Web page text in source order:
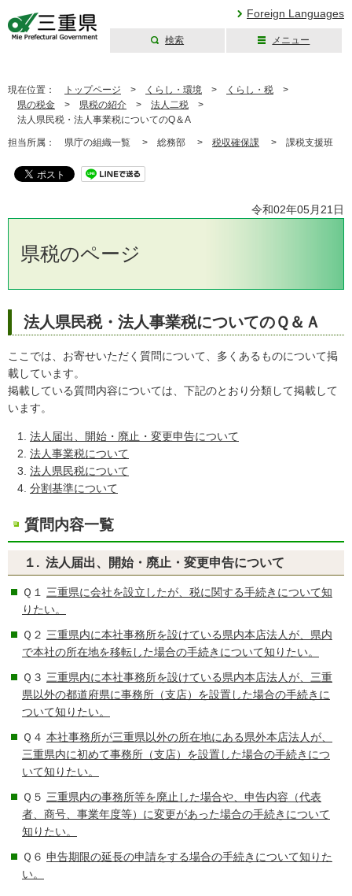
Foreign Languages
検索 メニュー
現在位置： トップページ > くらし・環境 > くらし・税 >
県の税金 > 県税の紹介 > 法人二税 >
法人県民税・法人事業税についてのQ＆A
担当所属： 県庁の組織一覧 > 総務部 > 税収確保課 > 課税支援班
令和02年05月21日
県税のページ
法人県民税・法人事業税についてのＱ＆Ａ
ここでは、お寄せいただく質問について、多くあるものについて掲
載しています。
掲載している質問内容については、下記のとおり分類して掲載して
います。
法人届出、開始・廃止・変更申告について
法人事業税について
法人県民税について
分割基準について
質問内容一覧
１. 法人届出、開始・廃止・変更申告について
Ｑ１ 三重県に会社を設立したが、税に関する手続きについて知
りたい。
Ｑ２ 三重県内に本社事務所を設けている県内本店法人が、県内
で本社の所在地を移転した場合の手続きについて知りたい。
Ｑ３ 三重県内に本社事務所を設けている県内本店法人が、三重
県以外の都道府県に事務所（支店）を設置した場合の手続きに
ついて知りたい。
Ｑ４ 本社事務所が三重県以外の所在地にある県外本店法人が、
三重県内に初めて事務所（支店）を設置した場合の手続きにつ
いて知りたい。
Ｑ５ 三重県内の事務所等を廃止した場合や、申告内容（代表
者、商号、事業年度等）に変更があった場合の手続きについて
知りたい。
Ｑ６ 申告期限の延長の申請をする場合の手続きについて知りた
い。